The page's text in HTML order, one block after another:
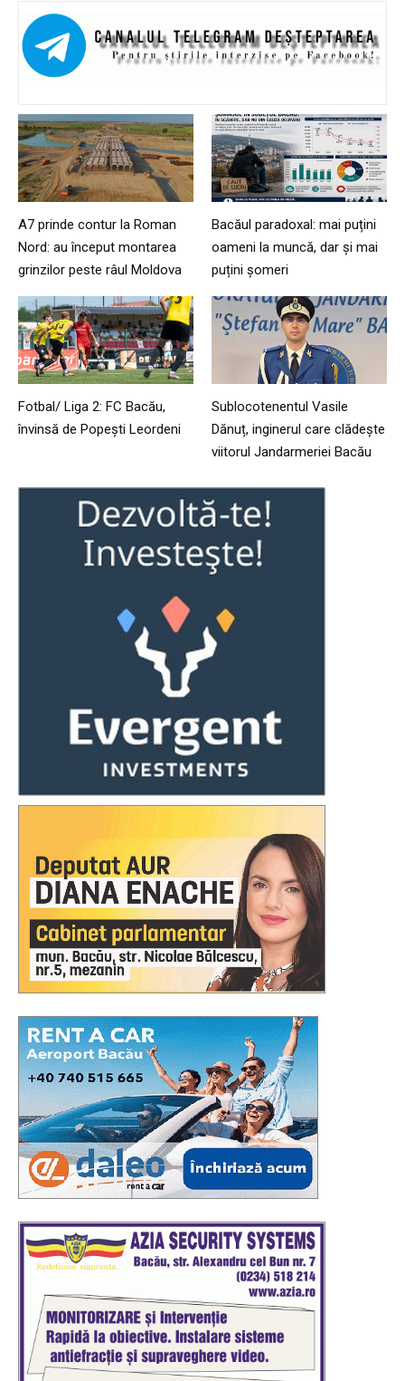
A7 prinde contur la Roman
Nord: au început montarea
grinzilor peste râul Moldova
Bacăul paradoxal: mai puțini
oameni la muncă, dar și mai
puțini șomeri
Fotbal/ Liga 2: FC Bacău,
învinsă de Popești Leordeni
Sublocotenentul Vasile
Dănuț, inginerul care clădește
viitorul Jandarmeriei Bacău